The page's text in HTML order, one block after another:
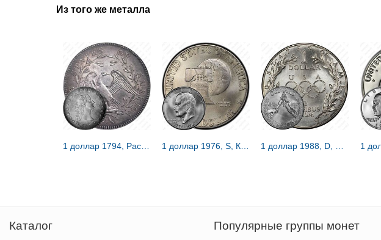
Из того же металла
Каталог Популярные группы монет